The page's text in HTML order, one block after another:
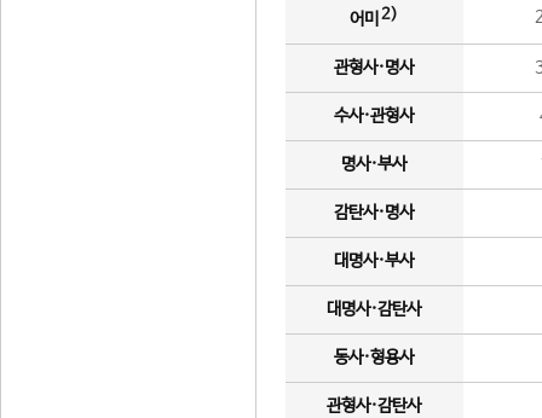
어미 2)
관형사·명사
수사·관형사
명사·부사
감탄사·명사
대명사·부사
대명사·감탄사
동사·형용사
관형사·감탄사